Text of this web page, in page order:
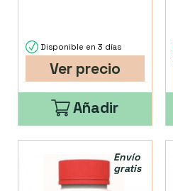
Disponible en 3 días
Ver precio
Añadir
Envío
gratis